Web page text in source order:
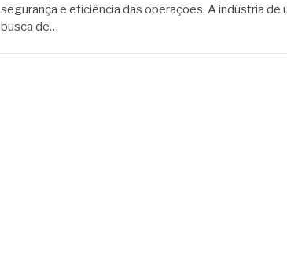
segurança e eficiência das operações. A indústria de
busca de…